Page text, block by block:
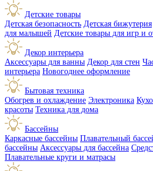
Детские товары
Детская безопасность Детская бижутерия
для малышей Детские товары для игр и
Декор интерьера
Аксессуары для ванны Декор для стен
интерьера Новогоднее оформление
Бытовая техника
Обогрев и охлаждение Электроника
красоты Техника для дома
Бассейны
Каркасные бассейны Плавательный
бассейны Аксессуары для бассейна
Плавательные круги и матрасы